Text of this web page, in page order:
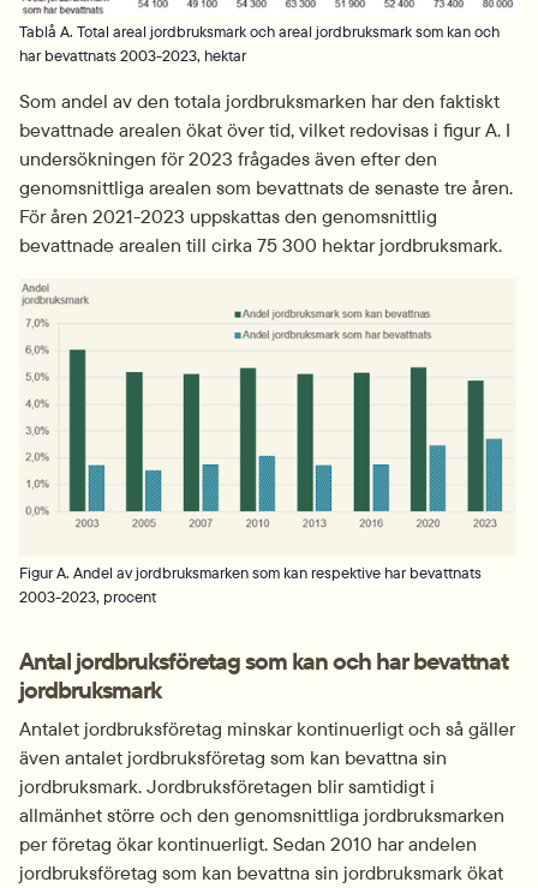
Tablå A. Total areal jordbruksmark och areal jordbruksmark som kan och
har bevattnats 2003-2023, hektar
Som andel av den totala jordbruksmarken har den faktiskt
bevattnade arealen ökat över tid, vilket redovisas i figur A. I
undersökningen för 2023 frågades även efter den
genomsnittliga arealen som bevattnats de senaste tre åren.
För åren 2021-2023 uppskattas den genomsnittlig
bevattnade arealen till cirka 75 300 hektar jordbruksmark.
Figur A. Andel av jordbruksmarken som kan respektive har bevattnats
2003-2023, procent
Antal jordbruksföretag som kan och har bevattnat
jordbruksmark
Antalet jordbruksföretag minskar kontinuerligt och så gäller
även antalet jordbruksföretag som kan bevattna sin
jordbruksmark. Jordbruksföretagen blir samtidigt i
allmänhet större och den genomsnittliga jordbruksmarken
per företag ökar kontinuerligt. Sedan 2010 har andelen
jordbruksföretag som kan bevattna sin jordbruksmark ökat